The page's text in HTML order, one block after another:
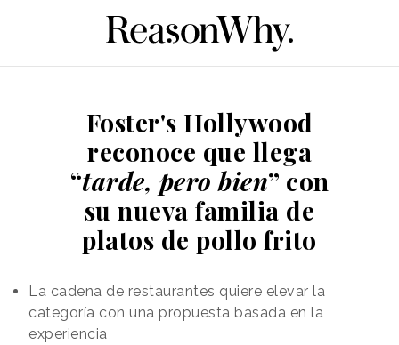
Foster's Hollywood
reconoce que llega
“tarde, pero bien” con
su nueva familia de
platos de pollo frito
La cadena de restaurantes quiere elevar la
categoría con una propuesta basada en la
experiencia